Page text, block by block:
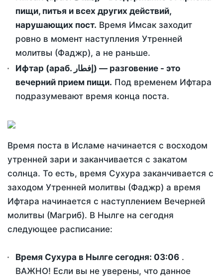
пищи, питья и всех других действий,
нарушающих пост. Время Имсак заходит
ровно в момент наступления Утренней
молитвы (Фаджр), а не раньше.
Ифтар (араб. إفطار) — разговение - это
вечерний прием пищи. Под временем Ифтара
подразумевают время конца поста.
Время поста в Исламе начинается с восходом
утренней зари и заканчивается с закатом
солнца. То есть, время Сухура заканчивается с
заходом Утренней молитвы (Фаджр) а время
Ифтара начинается с наступлением Вечерней
молитвы (Магриб). В Нылге на сегодня
следующее расписание:
Время Сухура в Нылге сегодня: 03:06 .
ВАЖНО! Если вы не уверены, что данное